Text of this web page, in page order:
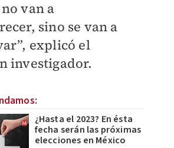
van a
sino se van a
explicó el
investigador.
¿Hasta el 2023? En ésta
fecha serán las próximas
elecciones en México